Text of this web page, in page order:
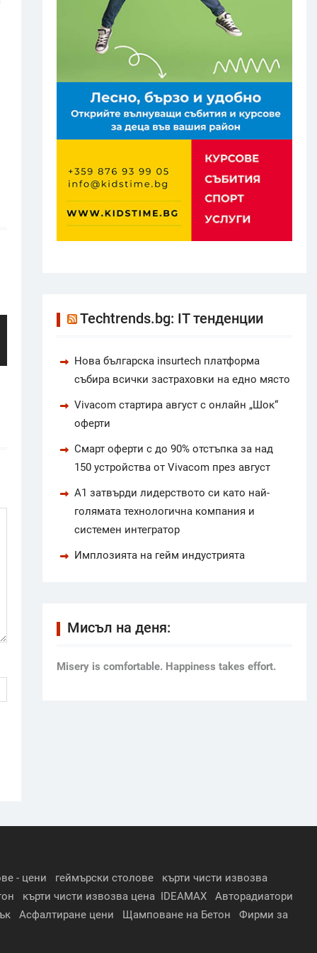
Techtrends.bg: IT тенденции
Нова българска insurtech платформа
събира всички застраховки на едно място
Vivacom стартира август с онлайн „Шок“
оферти
Смарт оферти с до 90% отстъпка за над
150 устройства от Vivacom през август
А1 затвърди лидерството си като най-
голямата технологична компания и
системен интегратор
Имплозията на гейм индустрията
Мисъл на деня:
Мisery is comfortable. Happiness takes effort.
- цени геймърски столове
кърти чисти извозва
кърти чисти извозва цена IDEAMAX
Авторадиатори
Асфалтиране цени Щамповане на Бетон Фирми за